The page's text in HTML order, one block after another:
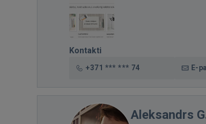
Kontakti
+371 *** *** 74 E-
Aleksandrs